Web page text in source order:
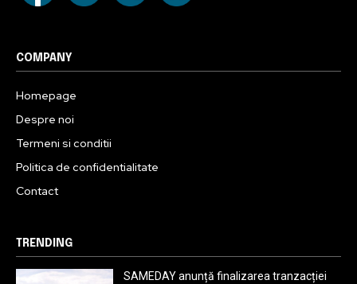
COMPANY
Homepage
Despre noi
Termeni si conditii
Politica de confidentialitate
Contact
TRENDING
SAMEDAY anunță finalizarea tranzacției